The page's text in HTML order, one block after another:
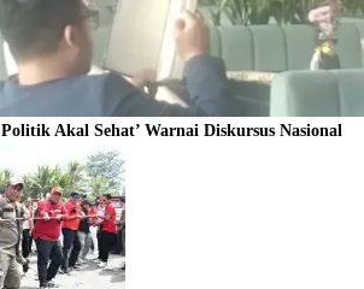
Akal Sehat’ Warnai Diskursus Nasional